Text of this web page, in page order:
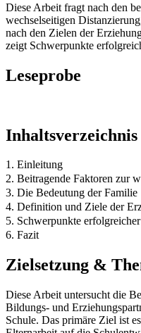
Diese Arbeit fragt nach den
wechselseitigen
nach den Zielen der
zeigt Schwerpunkte
Leseprobe
Inhaltsverzeichnis
1. Einleitung
2. Beitragende Faktoren zur
3. Die Bedeutung der Familie
4. Definition und Ziele der
5. Schwerpunkte
6. Fazit
Zielsetzung &
Diese Arbeit untersucht die
Bildungs- und
Schule. Das primäre Ziel ist